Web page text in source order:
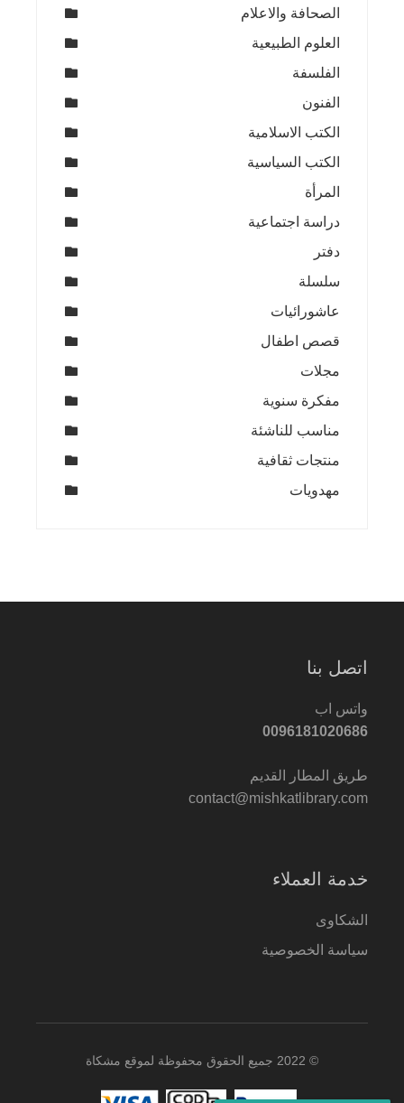
الصحافة والاعلام
العلوم الطبيعية
الفلسفة
الفنون
الكتب الاسلامية
الكتب السياسية
المرأة
دراسة اجتماعية
دفتر
سلسلة
عاشورائيات
قصص اطفال
مجلات
مفكرة سنوية
مناسب للناشئة
منتجات ثقافية
مهدويات
اتصل بنا
واتس اب
0096181020686
طريق المطار القديم
contact@mishkatlibrary.com
خدمة العملاء
الشكاوى
سياسة الخصوصية
© 2022 جميع الحقوق محفوظة لموقع مشكاة